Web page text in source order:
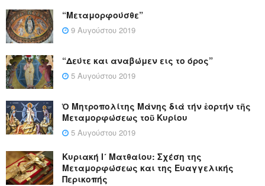
“Μεταμορφούσθε”
9 Αυγούστου 2019
“Δεύτε και αναβώμεν εις το όρος”
5 Αυγούστου 2019
Ὁ Μητροπολίτης Μάνης διά τήν ἑορτήν τῆς
Μεταμορφώσεως τοῦ Κυρίου
5 Αυγούστου 2019
Κυριακή Ι´ Ματθαίου: Σχέση της
Μεταμορφώσεως και της Ευαγγελικής
Περικοπής